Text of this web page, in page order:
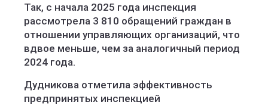
Так, с начала 2025 года инспекция
рассмотрела 3 810 обращений граждан в
отношении управляющих организаций, что
вдвое меньше, чем за аналогичный период
2024 года.
Дудникова отметила эффективность
предпринятых инспекцией